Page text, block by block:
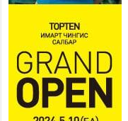
2026 оны 7 сар 15 / 11 цаг 07
Үндэсний их сурын
мэргэнээ сорьж байна
2026 оны 7 сар 15 / 11 цаг 03
Төв цэнгэлдэхийн эргэн
2026 оны 7 сар 15 / 10 цаг 58
Үндэсний их баяр наадмын